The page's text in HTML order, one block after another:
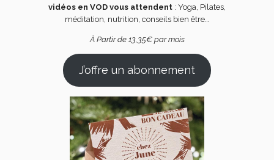
vidéos en VOD vous attendent : Yoga, Pilates,
méditation, nutrition, conseils bien être…
À Partir de 13,35€ par mois
J’offre un abonnement